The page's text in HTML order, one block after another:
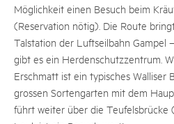
Möglichkeit einen Besuch beim
(Reservation nötig). Die Route
Talstation der Luftseilbahn Gampel
gibt es ein Herdenschutzzentrum.
Erschmatt ist ein typisches Walliser
grossen Sortengarten mit dem
führt weiter über die Teufelsbrücke